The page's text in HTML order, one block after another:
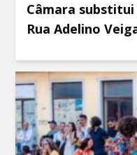
Câmara
Rua Adelino